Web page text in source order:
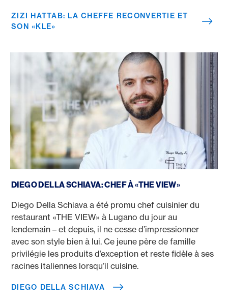
ZIZI HATTAB: LA CHEFFE RECONVERTIE ET
SON «KLE»
DIEGO DELLA SCHIAVA: CHEF À «THE VIEW»
Diego Della Schiava a été promu chef cuisinier du
restaurant «THE VIEW» à Lugano du jour au
lendemain – et depuis, il ne cesse d’impressionner
avec son style bien à lui. Ce jeune père de famille
privilégie les produits d’exception et reste fidèle à ses
racines italiennes lorsqu’il cuisine.
DIEGO DELLA SCHIAVA